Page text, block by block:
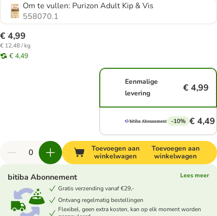
Om te vullen: Purizon Adult Kip & Vis
558070.1
€ 4,99
€ 12,48 / kg
€ 4,49
Eenmalige
levering
€ 4,99
-10% € 4,49
Toevoegen aan
winkelwagen
Toevoegen aan
winkelwagen
bitiba Abonnement
Lees meer
Gratis verzending vanaf €29,-
Ontvang regelmatig bestellingen
Flexibel, geen extra kosten, kan op elk moment worden